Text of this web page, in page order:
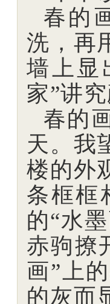
春的
洗，再
墙上显
家”讲
春的
天。我
楼的外
条框框
的“水
赤驹撩
画”上
的灰而